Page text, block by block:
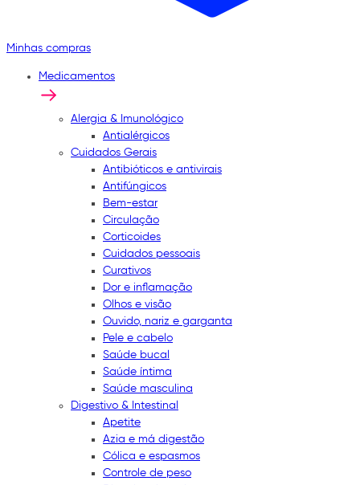
Minhas compras
Medicamentos
Alergia & Imunológico
Antialérgicos
Cuidados Gerais
Antibióticos e antivirais
Antifúngicos
Bem-estar
Circulação
Corticoides
Cuidados pessoais
Curativos
Dor e inflamação
Olhos e visão
Ouvido, nariz e garganta
Pele e cabelo
Saúde bucal
Saúde íntima
Saúde masculina
Digestivo & Intestinal
Apetite
Azia e má digestão
Cólica e espasmos
Controle de peso